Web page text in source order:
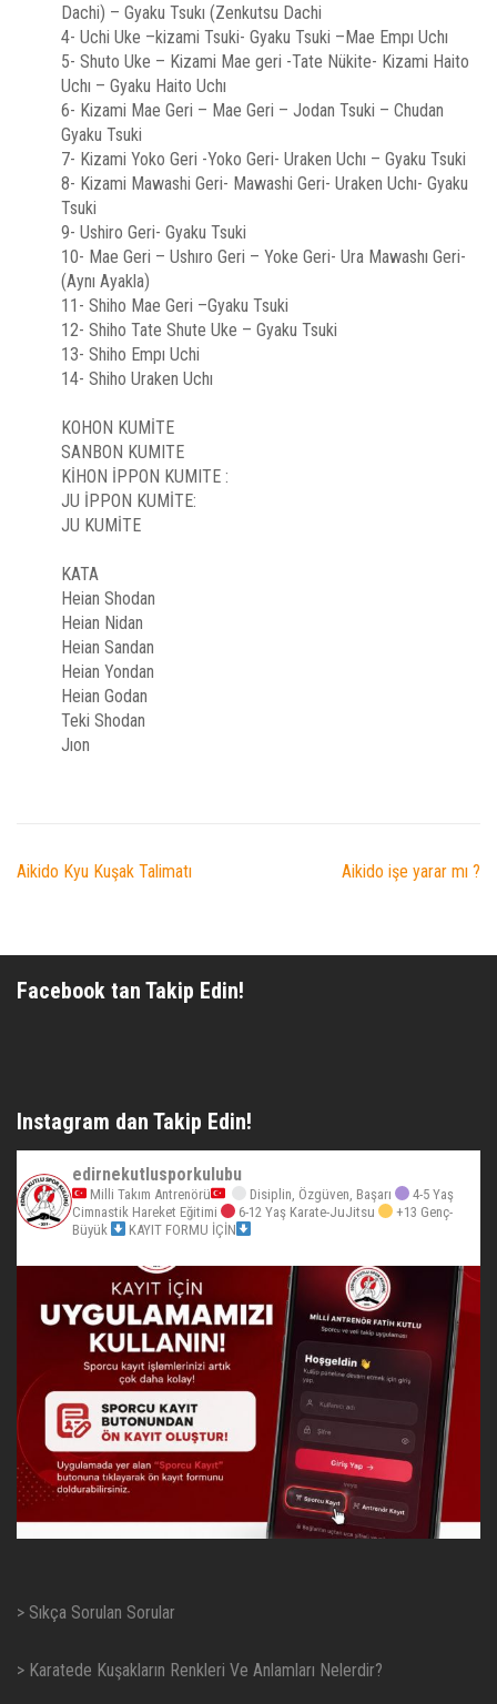
Dachi) – Gyaku Tsukı (Zenkutsu Dachi
4- Uchi Uke –kizami Tsuki- Gyaku Tsuki –Mae Empı Uchı
5- Shuto Uke – Kizami Mae geri -Tate Nükite- Kizami Haito
Uchı – Gyaku Haito Uchı
6- Kizami Mae Geri – Mae Geri – Jodan Tsuki – Chudan
Gyaku Tsuki
7- Kizami Yoko Geri -Yoko Geri- Uraken Uchı – Gyaku Tsuki
8- Kizami Mawashi Geri- Mawashi Geri- Uraken Uchı- Gyaku
Tsuki
9- Ushiro Geri- Gyaku Tsuki
10- Mae Geri – Ushıro Geri – Yoke Geri- Ura Mawashı Geri-
(Aynı Ayakla)
11- Shiho Mae Geri –Gyaku Tsuki
12- Shiho Tate Shute Uke – Gyaku Tsuki
13- Shiho Empı Uchi
14- Shiho Uraken Uchı
KOHON KUMİTE
SANBON KUMITE
KİHON İPPON KUMITE :
JU İPPON KUMİTE:
JU KUMİTE
KATA
Heian Shodan
Heian Nidan
Heian Sandan
Heian Yondan
Heian Godan
Teki Shodan
Jıon
Yazı
Aikido Kyu Kuşak Talimatı Aikido işe yarar mı ?
Facebook tan Takip Edin!
Instagram dan Takip Edin!
edirnekutlusporkulubu
Milli Takım Antrenörü Disiplin, Özgüven, Başarı
4-5 Yaş
Cimnastik Hareket Eğitimi
6-12 Yaş Karate-JuJitsu
+13 Genç-
Büyük
KAYIT FORMU İÇİN
> Sıkça Sorulan Sorular
> Karatede Kuşakların Renkleri Ve Anlamları Nelerdir?